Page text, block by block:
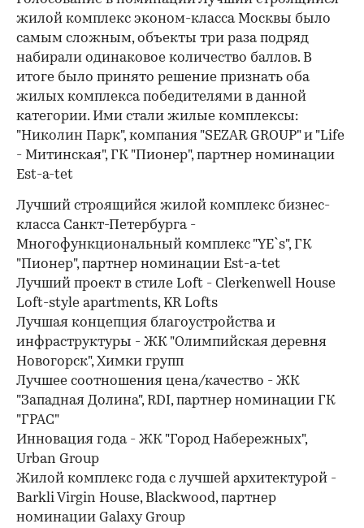
жилой комплекс эконом-класса Москвы было
самым сложным, объекты три раза подряд
набирали одинаковое количество баллов. В
итоге было принято решение признать оба
жилых комплекса победителями в данной
категории. Ими стали жилые комплексы:
"Николин Парк", компания "SEZAR GROUP" и "Life
- Митинская", ГК "Пионер", партнер номинации
Est-a-tet
Лучший строящийся жилой комплекс бизнес-
класса Санкт-Петербурга -
Многофункциональный комплекс "YE`s", ГК
"Пионер", партнер номинации Est-a-tet
Лучший проект в стиле Loft - Clerkenwell House
Loft-style apartments, KR Lofts
Лучшая концепция благоустройства и
инфраструктуры - ЖК "Олимпийская деревня
Новогорск", Химки групп
Лучшее соотношения цена/качество - ЖК
"Западная Долина", RDI, партнер номинации ГК
"ГРАС"
Инновация года - ЖК "Город Набережных",
Urban Group
Жилой комплекс года с лучшей архитектурой -
Barkli Virgin House, Blackwood, партнер
номинации Galaxy Group